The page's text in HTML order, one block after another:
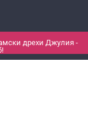
дрехи Джулия -